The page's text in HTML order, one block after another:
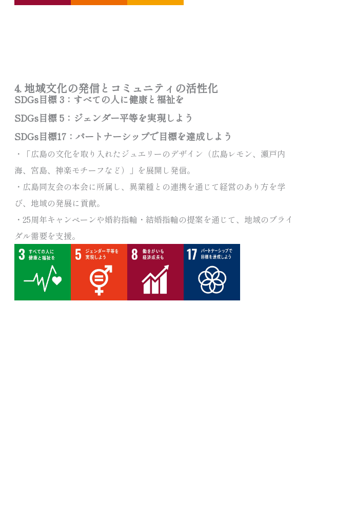
4. 地域文化の発信とコミュニティの活性化
SDGs目標 3：すべての人に健康と福祉を
SDGs目標 5：ジェンダー平等を実現しよう
SDGs目標17：パートナーシップで目標を達成しよう
・「広島の文化を取り入れたジュエリーのデザイン（広島レモン、瀬戸内
海、宮島、神楽モチーフなど）」を展開し発信。
・広島同友会の本会に所属し、異業種との連携を通じて経営のあり方を学
び、地域の発展に貢献。
・25周年キャンペーンや婚約指輪・結婚指輪の提案を通じて、地域のブライ
ダル需要を支援。